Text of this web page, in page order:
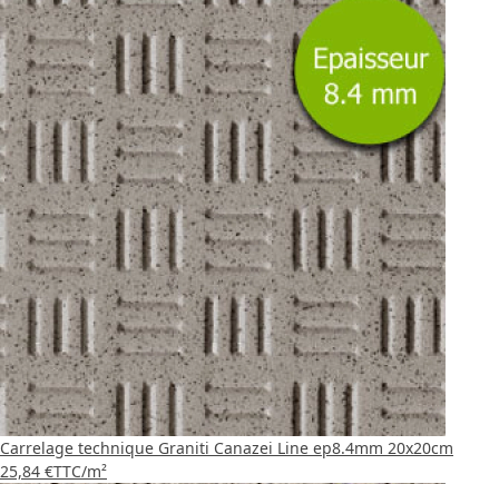
Carrelage technique Graniti Canazei Line ep8.4mm 20x20cm
25,84 €TTC/m²